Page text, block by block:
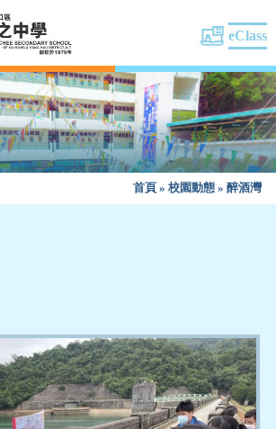
eClass
首頁 » 校園動態 » 醉酒灣